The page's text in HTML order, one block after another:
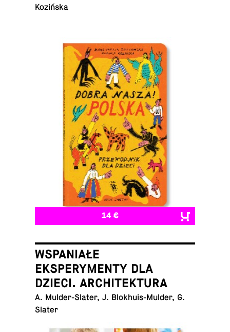
Kozińska
14 €
WSPANIAŁE
EKSPERYMENTY DLA
DZIECI. ARCHITEKTURA
A. Mul­der-Slater, J. Blokhuis-Mul­der, G.
Slater